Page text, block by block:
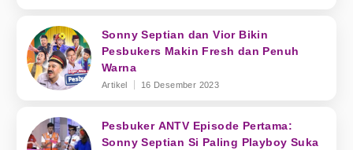
Sonny Septian dan Vior Bikin
Pesbukers Makin Fresh dan Penuh
Warna
Artikel 16 Desember 2023
Pesbuker ANTV Episode Pertama:
Sonny Septian Si Paling Playboy Suka